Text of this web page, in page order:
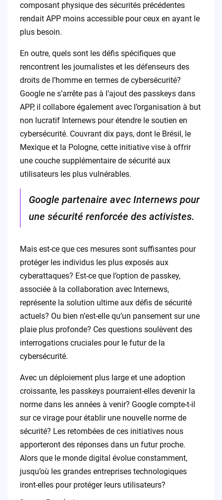
composant physique des sécurités précédentes
rendait APP moins accessible pour ceux en ayant le
plus besoin.
En outre, quels sont les défis spécifiques que
rencontrent les journalistes et les défenseurs des
droits de l’homme en termes de cybersécurité?
Google ne s’arrête pas à l’ajout des passkeys dans
APP, il collabore également avec l’organisation à but
non lucratif Internews pour étendre le soutien en
cybersécurité. Couvrant dix pays, dont le Brésil, le
Mexique et la Pologne, cette initiative vise à offrir
une couche supplémentaire de sécurité aux
utilisateurs les plus vulnérables.
Google partenaire avec Internews pour
une sécurité renforcée des activistes.
Mais est-ce que ces mesures sont suffisantes pour
protéger les individus les plus exposés aux
cyberattaques? Est-ce que l’option de passkey,
associée à la collaboration avec Internews,
représente la solution ultime aux défis de sécurité
actuels? Ou bien n’est-elle qu’un pansement sur une
plaie plus profonde? Ces questions soulèvent des
interrogations cruciales pour le futur de la
cybersécurité.
Avec un déploiement plus large et une adoption
croissante, les passkeys pourraient-elles devenir la
norme dans les années à venir? Google compte-t-il
sur ce virage pour établir une nouvelle norme de
sécurité? Les retombées de ces initiatives nous
apporteront des réponses dans un futur proche.
Alors que le monde digital évolue constamment,
jusqu’où les grandes entreprises technologiques
iront-elles pour protéger leurs utilisateurs?